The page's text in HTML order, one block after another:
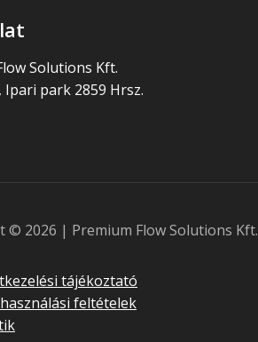
Solutions Kft.
Ipari park 2859 Hrsz.
© 2026 | Premium Flow Solutions Kft.
tájékoztató
feltételek